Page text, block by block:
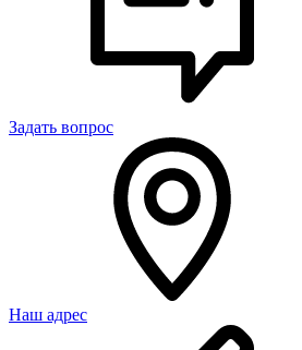
Задать вопрос
Наш адрес